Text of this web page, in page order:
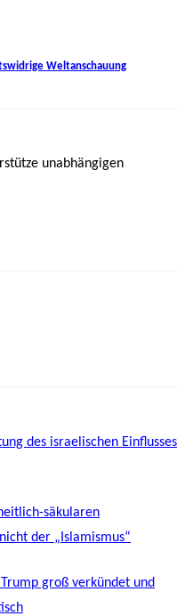
Weltanschauung
unabhängigen
des israelischen Einflusses
säkularen
der „Islamismus“
groß verkündet und